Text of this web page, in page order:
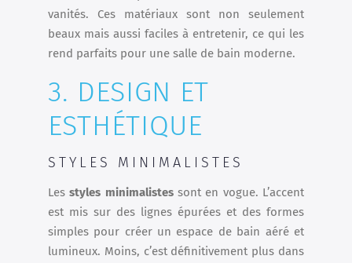
vanités. Ces matériaux sont non seulement
beaux mais aussi faciles à entretenir, ce qui les
rend parfaits pour une salle de bain moderne.
3. DESIGN ET
ESTHÉTIQUE
STYLES MINIMALISTES
Lesstyles minimalistessont en vogue. L’accent
est mis sur des lignes épurées et des formes
simples pour créer un espace de bain aéré et
lumineux. Moins, c’est définitivement plus dans